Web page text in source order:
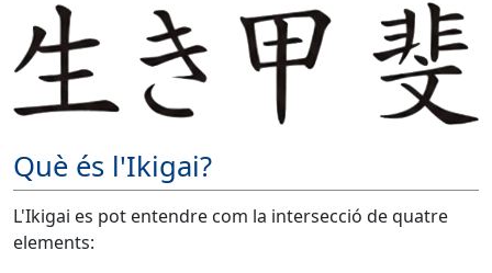
Què és l'Ikigai?
L'Ikigai es pot entendre com la intersecció de quatre
elements: